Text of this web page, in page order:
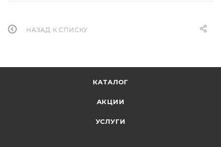
НАЗАД К СПИСКУ
КАТАЛОГ
АКЦИИ
УСЛУГИ